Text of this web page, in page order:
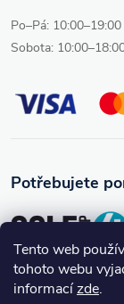
Tento web
tohoto webu
informacízde.
Po–Pá: 10:00–19:00
Sobota:
Potřebujete
Ozve se vám